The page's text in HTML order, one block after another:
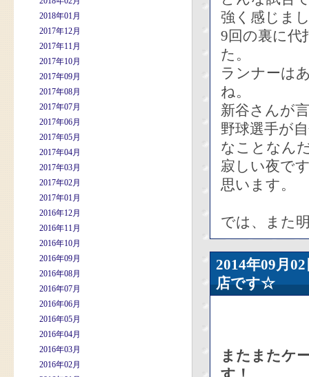
2018年01月
2017年12月
2017年11月
2017年10月
2017年09月
2017年08月
2017年07月
2017年06月
2017年05月
2017年04月
2017年03月
2017年02月
2017年01月
2016年12月
2016年11月
2016年10月
2016年09月
2016年08月
2016年07月
2016年06月
2016年05月
2016年04月
2016年03月
2016年02月
強く感じま
9回の裏に代
た。
ランナーは
ね。
新谷さんが
野球選手が
なことなん
寂しい夜で
思います。
では、また
2014年09
店です☆
またまたケ